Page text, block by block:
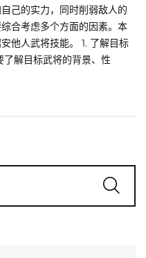
己的实力，同时削弱敌人的
合考虑多个方面的因素。本
他人武将技能。 1. 了解目标
解目标武将的背景、性